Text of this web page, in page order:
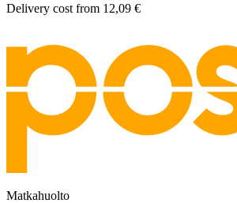
Delivery cost from 12,09 €
Matkahuolto